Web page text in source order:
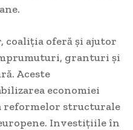
coaliția oferă și ajutor
granturi și
Aceste
economiei
reformelor structurale
Investițiile în